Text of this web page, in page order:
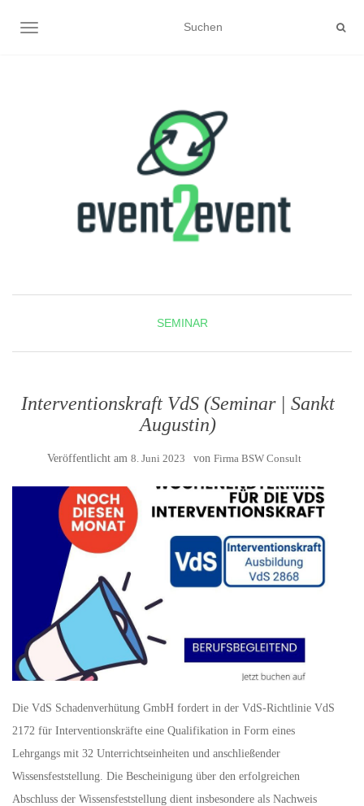
NAVIGATION UMSCHALTEN
SEMINAR
Interventionskraft VdS (Seminar | Sankt
Augustin)
Veröffentlicht am 8. Juni 2023 von Firma BSW Consult
Die VdS Schadenverhütung GmbH fordert in der VdS-Richtlinie VdS
2172 für Interventionskräfte eine Qualifikation in Form eines
Lehrgangs mit 32 Unterrichtseinheiten und anschließender
Wissensfeststellung. Die Bescheinigung über den erfolgreichen
Abschluss der Wissensfeststellung dient insbesondere als Nachweis